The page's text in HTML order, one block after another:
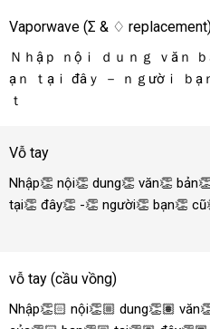
Vaporwave (Σ & ♢
Ｎｈậｐ ｎộｉ ｄｕｎｇ ｖăｎ
ạｎ ｔạｉ đâｙ － ｎｇườｉ ｂạ
ｔôｉ！
Vỗ tay
Nhập👏 nội👏 dung👏 văn👏
tại👏 đây👏 -👏 người👏 bạn👏
vỗ tay (cầu vồng)
Nhập👏🏻 nội👏🏼 dung👏🏽